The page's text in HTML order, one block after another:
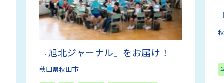
『旭北ジャーナル』をお届け！
秋田県秋田市